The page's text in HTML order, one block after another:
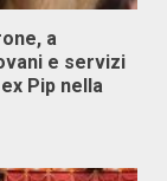
a
e servizi
Pip nella